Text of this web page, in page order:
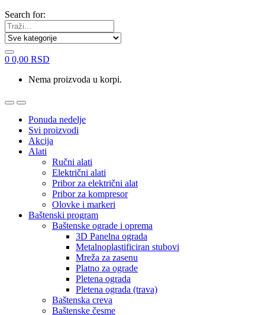
Search for:
0 0,00 RSD
Nema proizvoda u korpi.
Ponuda nedelje
Svi proizvodi
Akcija
Alati
Ručni alati
Električni alati
Pribor za električni alat
Pribor za kompresor
Olovke i markeri
Baštenski program
Baštenske ograde i oprema
3D Panelna ograda
Metalnoplastificiran stubovi
Mreža za zasenu
Platno za ograde
Pletena ograda
Pletena ograda (trava)
Baštenska creva
Baštenske česme